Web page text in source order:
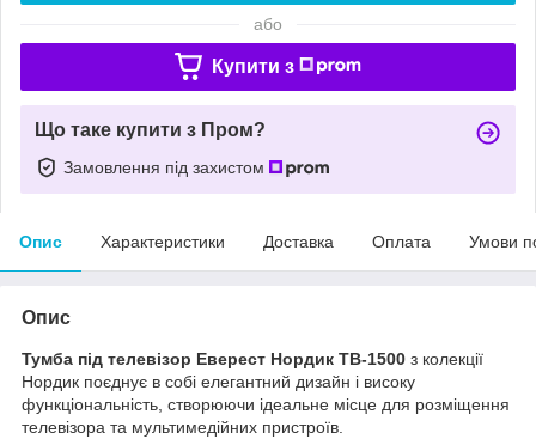
або
Купити з
Що таке купити з Пром?
Замовлення під захистом
Опис Характеристики Доставка Оплата Умови
Опис
Тумба під телевізор Еверест Нордик ТВ-1500 з колекції
Нордик поєднує в собі елегантний дизайн і високу
функціональність, створюючи ідеальне місце для розміщення
телевізора та мультимедійних пристроїв.